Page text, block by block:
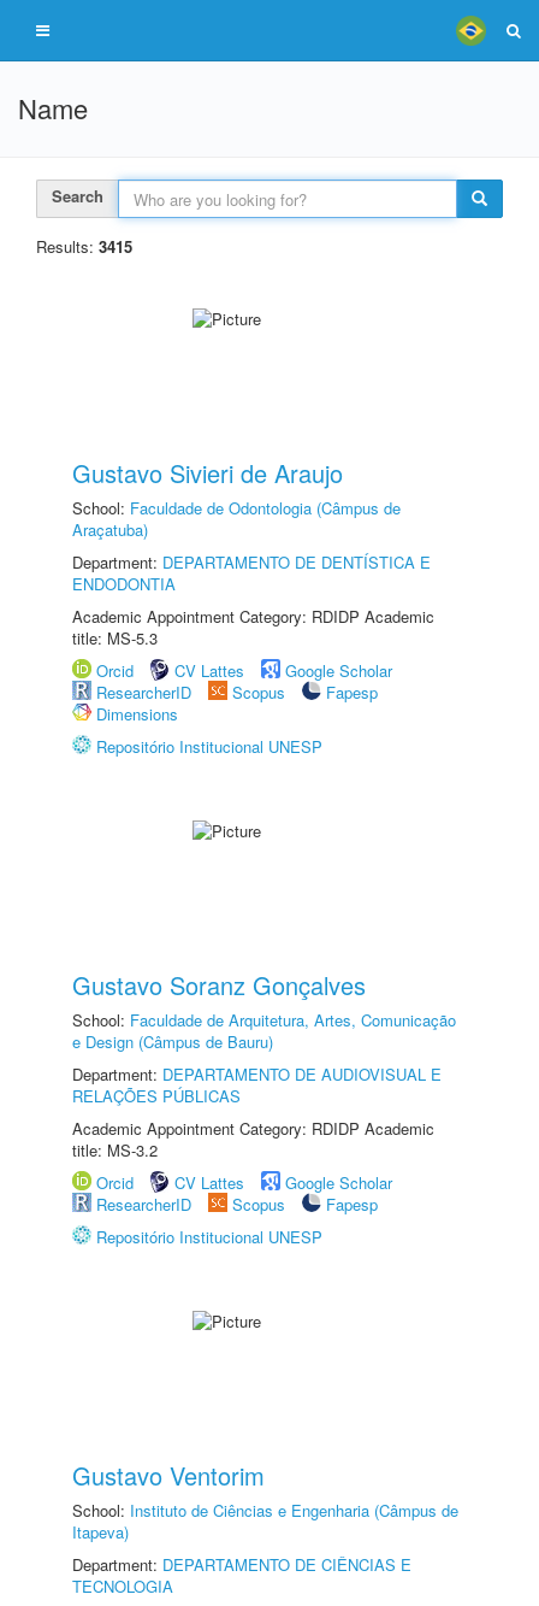
Name
Search
Results: 3415
Gustavo Sivieri de Araujo
School: Faculdade de Odontologia (Câmpus de
Araçatuba)
Department: DEPARTAMENTO DE DENTÍSTICA E
ENDODONTIA
Academic Appointment Category: RDIDP Academic
title: MS-5.3
Orcid
CV Lattes
Google Scholar
ResearcherID
Scopus
Fapesp
Dimensions
Repositório Institucional UNESP
Gustavo Soranz Gonçalves
School: Faculdade de Arquitetura, Artes, Comunicação
e Design (Câmpus de Bauru)
Department: DEPARTAMENTO DE AUDIOVISUAL E
RELAÇÕES PÚBLICAS
Academic Appointment Category: RDIDP Academic
title: MS-3.2
Orcid
CV Lattes
Google Scholar
ResearcherID
Scopus
Fapesp
Repositório Institucional UNESP
Gustavo Ventorim
School: Instituto de Ciências e Engenharia (Câmpus de
Itapeva)
Department: DEPARTAMENTO DE CIÊNCIAS E
TECNOLOGIA